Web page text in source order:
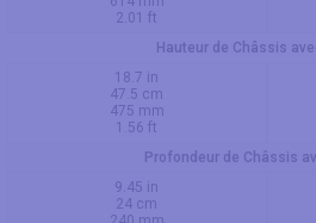
2.01 ft
Hauteur de Châssis
18.7 in
47.5 cm
475 mm
1.56 ft
Profondeur de Châssis
9.45 in
24 cm